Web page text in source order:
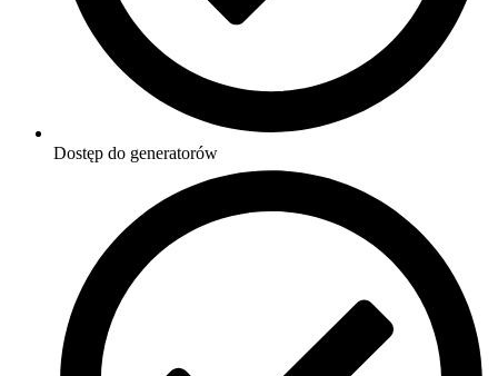
Dostęp do generatorów